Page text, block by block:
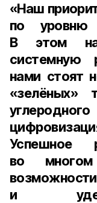
«Наш
по уровню
В этом
системную
нами стоят
«зелёных»
Успешное
во
и